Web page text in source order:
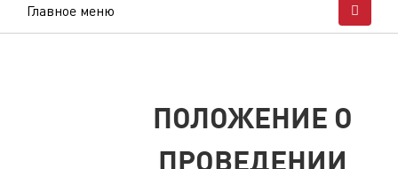
Главное меню
ПОЛОЖЕНИЕ О
ПРОВЕДЕНИИ